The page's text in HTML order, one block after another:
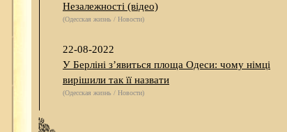
Незалежності (відео)
(Одесская жизнь / Новости)
22-08-2022
У Берліні з’явиться площа Одеси: чому німці
вирішили так її назвати
(Одесская жизнь / Новости)